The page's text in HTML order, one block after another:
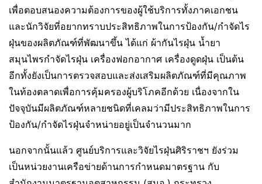
เพื่อตอบสนองความต้องการของผู้ใช้บริการทั้งภาคเอกชน
และนักวิจัยที่อยากทราบประสิทธิภาพในการป้องกัน/กำจัดไร
ฝุ่นของผลิตภัณฑ์ที่พัฒนาขึ้น ได้แก่ ผ้ากันไรฝุ่น น้ำยา
สมุนไพรกำจัดไรฝุ่น เครื่องฟอกอากาศ เครื่องดูดฝุ่น เป็นต้น
อีกทั้งยังเป็นการตรวจสอบและส่งเสริมผลิตภัณฑ์ที่มีคุณภาพ
ในท้องตลาดเพื่อการคุ้มครองผู้บริโภคอีกด้วย เนื่องจากใน
ปัจจุบันมีผลิตภัณฑ์หลายชนิดที่เคลมว่ามีประสิทธิภาพในการ
ป้องกัน/กำจัดไรฝุ่นจำหน่ายอยู่เป็นจำนวนมาก
นอกจากนั้นแล้ว ศูนย์บริการและวิจัยไรฝุ่นศิริราชฯ ยังร่วม
เป็นหน่วยงานเครือข่ายด้านการกำหนดมาตรฐาน กับ